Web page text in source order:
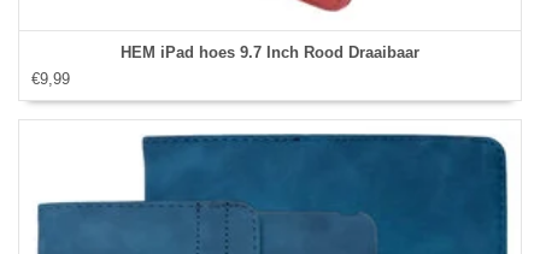
HEM iPad hoes 9.7 Inch Rood Draaibaar
€9,99